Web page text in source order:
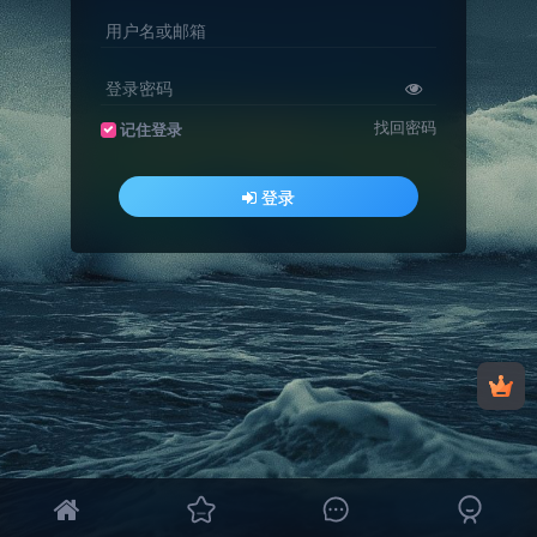
用户名或邮箱
登录密码
记住登录 找回密码
登录